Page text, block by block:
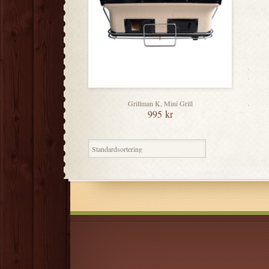
Grillman K, Mini Grill
995 kr
Endast ett sökresultat